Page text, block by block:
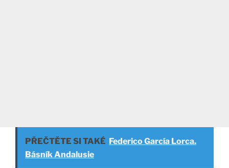
PŘEČTĚTE SI TAKÉ Federico García Lorca.
Básník Andalusie